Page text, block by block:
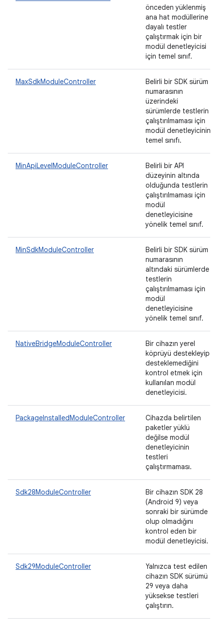
önceden yüklenmiş
ana hat modüllerine
dayalı testler
çalıştırmak için bir
modül denetleyicisi
için temel sınıf.
MaxSdkModuleController
Belirli bir SDK sürüm
numarasının
üzerindeki
sürümlerde testlerin
çalıştırılmaması için
modül denetleyicinin
temel sınıfı.
MinApiLevelModuleController
Belirli bir API
düzeyinin altında
olduğunda testlerin
çalıştırılmaması için
modül
denetleyicisine
yönelik temel sınıf.
MinSdkModuleController
Belirli bir SDK sürüm
numarasının
altındaki sürümlerde
testlerin
çalıştırılmaması için
modül
denetleyicisine
yönelik temel sınıf.
NativeBridgeModuleController
Bir cihazın yerel
köprüyü destekleyip
desteklemediğini
kontrol etmek için
kullanılan modül
denetleyicisi.
PackageInstalledModuleController
Cihazda belirtilen
paketler yüklü
değilse modül
denetleyicinin
testleri
çalıştırmaması.
Sdk28ModuleController
Bir cihazın SDK 28
(Android 9) veya
sonraki bir sürümde
olup olmadığını
kontrol eden bir
modül denetleyicisi.
Sdk29ModuleController
Yalnızca test edilen
cihazın SDK sürümü
29 veya daha
yüksekse testleri
çalıştırın.